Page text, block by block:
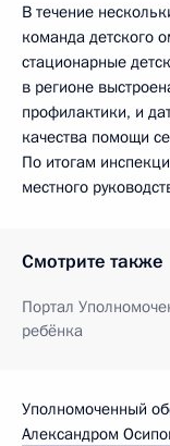
В течение
команда детского
стационарные
в регионе
профилактики, и
качества помощи
По итогам
местного
Смотрите также
Портал
ребёнка
Уполномоченный
Александром